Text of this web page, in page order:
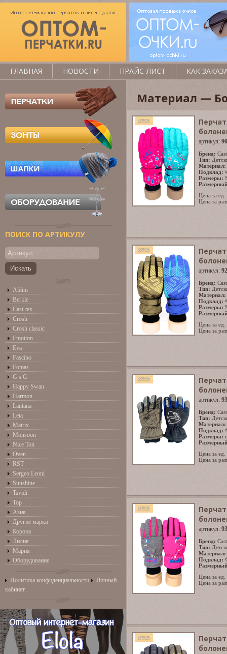
ПОИСК ПО АРТИКУЛУ
Aldini
Berkle
Cast-tex
Crosh
Crosh classic
Emotion
Eva
Fascino
Fomas
G s G
Happy Swan
Harmon
Lantana
Leta
Matrix
Monsoon
Nice Ton
Oven
RST
Sergeo Leoni
Sunshine
Tavidi
Top
Азия
Другие марки
Корона
Лилия
Мария
Оборудование
Политика конфиденциальности
Личный
кабинет
Материал —
артикул:
Бренд:
Тип:
Материал:
Подклад:
Размеры:
Цена за
Цена за
артикул:
Бренд:
Тип:
Материал:
Подклад:
Размеры:
Цена за
Цена за
артикул:
Бренд:
Тип:
Материал:
Подклад:
Размеры:
Цена за
Цена за
артикул:
Бренд:
Тип:
Материал:
Подклад:
Цена за
Цена за
ГЛАВНАЯ НОВОСТИ ПРАЙС-ЛИСТ КАК